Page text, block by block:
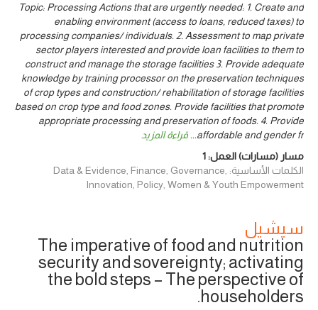
Topic: Processing Actions that are urgently needed: 1. Create and
enabling environment (access to loans, reduced taxes) to
processing companies/ individuals. 2. Assessment to map private
sector players interested and provide loan facilities to them to
construct and manage the storage facilities 3. Provide adequate
knowledge by training processor on the preservation techniques
of crop types and construction/ rehabilitation of storage facilities
based on crop type and food zones. Provide facilities that promote
appropriate processing and preservation of foods. 4. Provide
affordable and gender fr
... قراءة المزيد
مسار (مسارات) العمل:1
الكلمات الأساسية: Data & Evidence, Finance, Governance,
Innovation, Policy, Women & Youth Empowerment
سيشيل
The imperative of food and nutrition
security and sovereignty; activating
the bold steps – The perspective of
householders.